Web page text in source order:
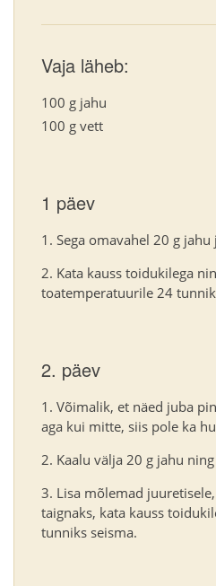
Vaja läheb:
100 g jahu
100 g vett
1 päev
Sega omavahel 20 g jahu
Kata kauss toidukilega
toatemperatuurile 24
2. päev
Võimalik, et näed juba
aga kui mitte, siis pole ka
Kaalu välja 20 g jahu
Lisa mõlemad
taignaks, kata kauss
tunniks seisma.